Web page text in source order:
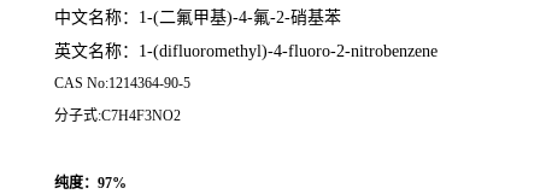
中文名称： 1-(二氟甲基)-4-氟-2-硝基苯
英文名称：1-(difluoromethyl)-4-fluoro-2-nitrobenzene
CAS No:1214364-90-5
分子式:C7H4F3NO2
纯度：97%